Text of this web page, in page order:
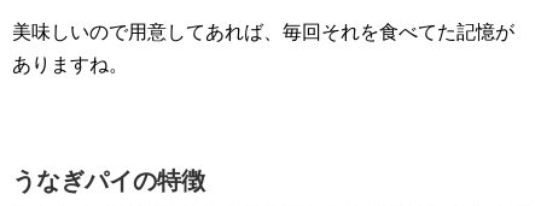
美味しいので用意してあれば、毎回それを食べてた記憶が
ありますね。
うなぎパイの特徴